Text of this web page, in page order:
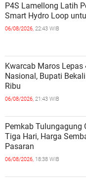
P4S Lamellong Latih
Smart Hydro Loop
06/08/2026, 22:43 WIB
Kwarcab Maros
Nasional, Bupati
Ribu
06/08/2026, 21:43 WIB
Pemkab Tulungagung
Tiga Hari, Harga
Pasaran
06/08/2026, 18:38 WIB